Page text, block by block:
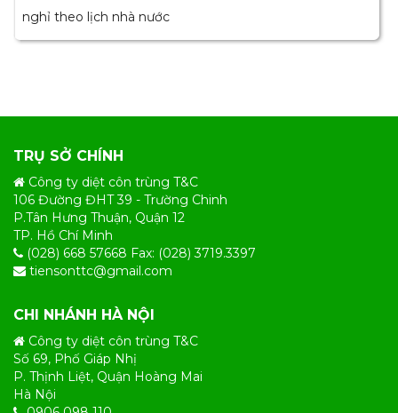
nghỉ theo lịch nhà nước
TRỤ SỞ CHÍNH
Công ty diệt côn trùng T&C
106 Đường ĐHT 39 - Trường Chinh
P.Tân Hưng Thuận, Quận 12
TP. Hồ Chí Minh
(028) 668 57668 Fax: (028) 3719.3397
tiensonttc@gmail.com
CHI NHÁNH HÀ NỘI
Công ty diệt côn trùng T&C
Số 69, Phố Giáp Nhị
P. Thịnh Liệt, Quận Hoàng Mai
Hà Nội